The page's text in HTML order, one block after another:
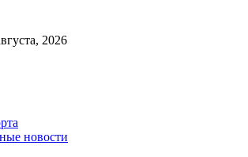
2026
новости